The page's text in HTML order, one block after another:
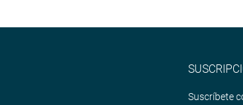
Suscríbete